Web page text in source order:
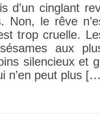
d’un cinglant
Non, le rêve
trop cruel­le.
aux
silen­cieux et
n’en peut plus